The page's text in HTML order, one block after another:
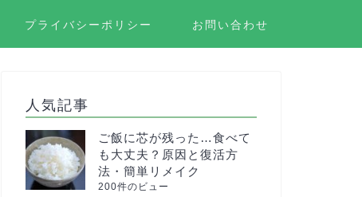
プライバシーポリシー お問い合わせ
人気記事
ご飯に芯が残った…食べて
も大丈夫？原因と復活方
法・簡単リメイク
200件のビュー